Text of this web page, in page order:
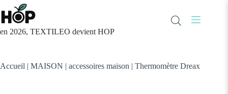
Passer
au
contenu
en 2026, TEXTILEO devient HOP
Accueil | MAISON | accessoires maison | Thermomètre Dreax